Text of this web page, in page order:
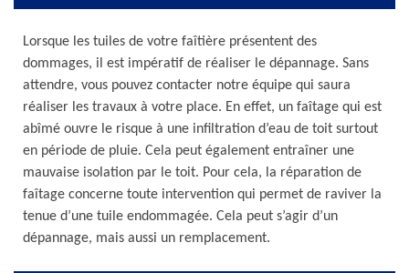
Lorsque les tuiles de votre faîtière présentent des
dommages, il est impératif de réaliser le dépannage. Sans
attendre, vous pouvez contacter notre équipe qui saura
réaliser les travaux à votre place. En effet, un faîtage qui est
abîmé ouvre le risque à une infiltration d’eau de toit surtout
en période de pluie. Cela peut également entraîner une
mauvaise isolation par le toit. Pour cela, la réparation de
faîtage concerne toute intervention qui permet de raviver la
tenue d’une tuile endommagée. Cela peut s’agir d’un
dépannage, mais aussi un remplacement.